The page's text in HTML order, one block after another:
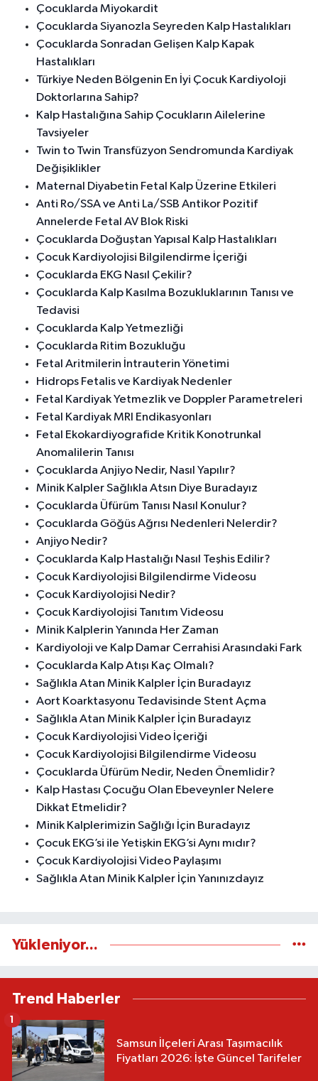
Çocuklarda Miyokardit
Çocuklarda Siyanozla Seyreden Kalp Hastalıkları
Çocuklarda Sonradan Gelişen Kalp Kapak
Hastalıkları
Türkiye Neden Bölgenin En İyi Çocuk Kardiyoloji
Doktorlarına Sahip?
Kalp Hastalığına Sahip Çocukların Ailelerine
Tavsiyeler
Twin to Twin Transfüzyon Sendromunda Kardiyak
Değişiklikler
Maternal Diyabetin Fetal Kalp Üzerine Etkileri
Anti Ro/SSA ve Anti La/SSB Antikor Pozitif
Annelerde Fetal AV Blok Riski
Çocuklarda Doğuştan Yapısal Kalp Hastalıkları
Çocuk Kardiyolojisi Bilgilendirme İçeriği
Çocuklarda EKG Nasıl Çekilir?
Çocuklarda Kalp Kasılma Bozukluklarının Tanısı ve
Tedavisi
Çocuklarda Kalp Yetmezliği
Çocuklarda Ritim Bozukluğu
Fetal Aritmilerin İntrauterin Yönetimi
Hidrops Fetalis ve Kardiyak Nedenler
Fetal Kardiyak Yetmezlik ve Doppler Parametreleri
Fetal Kardiyak MRI Endikasyonları
Fetal Ekokardiyografide Kritik Konotrunkal
Anomalilerin Tanısı
Çocuklarda Anjiyo Nedir, Nasıl Yapılır?
Minik Kalpler Sağlıkla Atsın Diye Buradayız
Çocuklarda Üfürüm Tanısı Nasıl Konulur?
Çocuklarda Göğüs Ağrısı Nedenleri Nelerdir?
Anjiyo Nedir?
Çocuklarda Kalp Hastalığı Nasıl Teşhis Edilir?
Çocuk Kardiyolojisi Bilgilendirme Videosu
Çocuk Kardiyolojisi Nedir?
Çocuk Kardiyolojisi Tanıtım Videosu
Minik Kalplerin Yanında Her Zaman
Kardiyoloji ve Kalp Damar Cerrahisi Arasındaki Fark
Çocuklarda Kalp Atışı Kaç Olmalı?
Sağlıkla Atan Minik Kalpler İçin Buradayız
Aort Koarktasyonu Tedavisinde Stent Açma
Sağlıkla Atan Minik Kalpler İçin Buradayız
Çocuk Kardiyolojisi Video İçeriği
Çocuk Kardiyolojisi Bilgilendirme Videosu
Çocuklarda Üfürüm Nedir, Neden Önemlidir?
Kalp Hastası Çocuğu Olan Ebeveynler Nelere
Dikkat Etmelidir?
Minik Kalplerimizin Sağlığı İçin Buradayız
Çocuk EKG’si ile Yetişkin EKG’si Aynı mıdır?
Çocuk Kardiyolojisi Video Paylaşımı
Sağlıkla Atan Minik Kalpler İçin Yanınızdayız
Yükleniyor...
Trend Haberler
Samsun İlçeleri Arası Taşımacılık
Fiyatları 2026: İşte Güncel Tarifeler
1